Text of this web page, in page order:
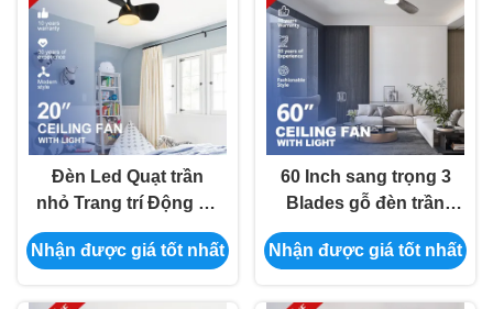
Đèn Led Quạt trần
nhỏ Trang trí Động cơ
DC yên tĩnh cho
phòng nhỏ
Nhận được giá tốt nhất
60 Inch sang trọng 3
Blades gỗ đèn trần
với động cơ DC Fan
Quiet
Nhận được giá tốt nhất